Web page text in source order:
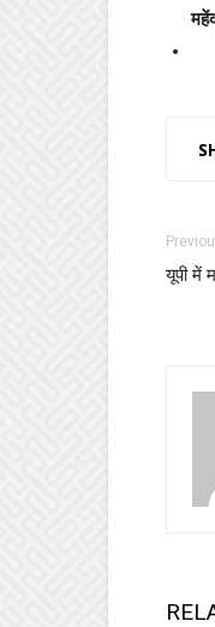
यूपी में